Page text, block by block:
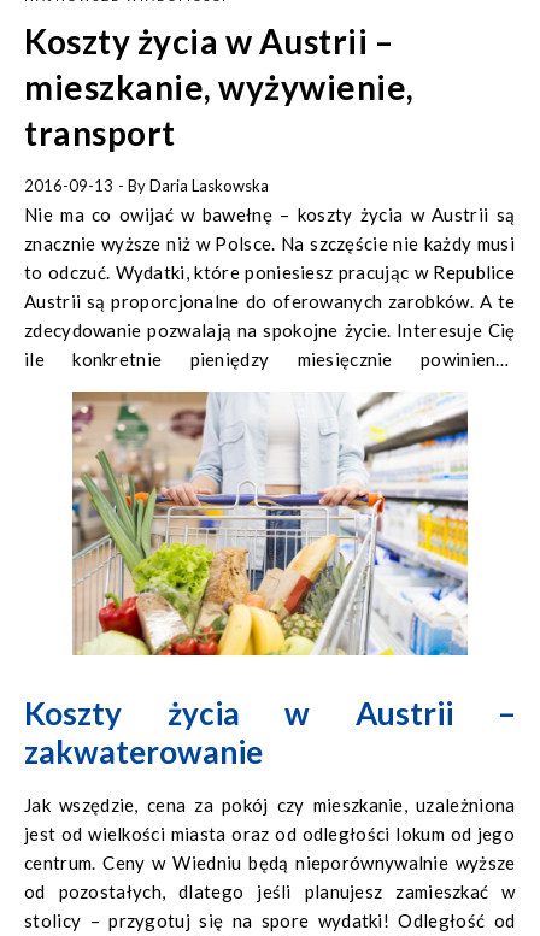
Koszty życia w Austrii –
mieszkanie, wyżywienie,
transport
2016-09-13 - ByDaria Laskowska
Nie ma co owijać w bawełnę – koszty życia w Austrii są
znacznie wyższe niż w Polsce. Na szczęście nie każdy musi
to odczuć. Wydatki, które poniesiesz pracując w Republice
Austrii są proporcjonalne do oferowanych zarobków. A te
zdecydowanie pozwalają na spokojne życie. Interesuje Cię
ile konkretnie pieniędzy miesięcznie powinieneś
przeznaczyć na rachunki, jedzenie i inne usługi w tym kraju?
Czytaj nasz artykuł!
Koszty życia w Austrii –
zakwaterowanie
Jak wszędzie, cena za pokój czy mieszkanie, uzależniona
jest od wielkości miasta oraz od odległości lokum od jego
centrum. Ceny w Wiedniu będą nieporównywalnie wyższe
od pozostałych, dlatego jeśli planujesz zamieszkać w
stolicy – przygotuj się na spore wydatki! Odległość od